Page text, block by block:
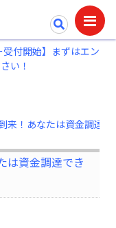
受付開始】まずはエン
い！
来！あなたは資金調達で
は資金調達でき